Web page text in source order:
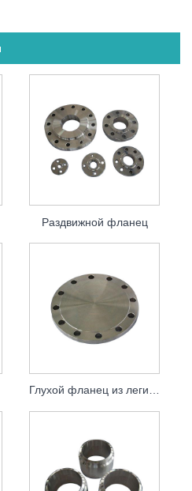
Раздвижной фланец
Глухой фланец из легированной стали